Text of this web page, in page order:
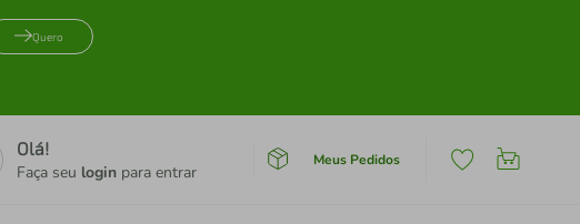
Quero
Olá!
Faça seu login para entrar
Meus Pedidos